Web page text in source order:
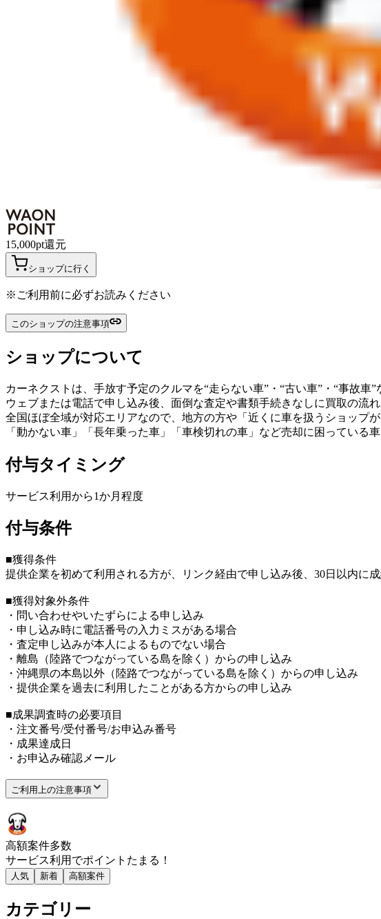
15,000pt還元
ショップに行く
※ご利用前に必ずお読みください
このショップの注意事項
ショップについて
カーネクストは、手放す予定のクルマを“走らない車”・“古い車”・“事故車
ウェブまたは電話で申し込み後、面倒な査定や書類手続きなしに買取の流
全国ほぼ全域が対応エリアなので、地方の方や「近くに車を扱うショップ
「動かない車」「長年乗った車」「車検切れの車」など売却に困っている
付与タイミング
サービス利用から1か月程度
付与条件
■獲得条件
提供企業を初めて利用される方が、リンク経由で申し込み後、30日以内に
■獲得対象外条件
・問い合わせやいたずらによる申し込み
・申し込み時に電話番号の入力ミスがある場合
・査定申し込みが本人によるものでない場合
・離島（陸路でつながっている島を除く）からの申し込み
・沖縄県の本島以外（陸路でつながっている島を除く）からの申し込み
・提供企業を過去に利用したことがある方からの申し込み
■成果調査時の必要項目
・注文番号/受付番号/お申込み番号
・成果達成日
・お申込み確認メール
ご利用上の注意事項
高額案件多数
サービス利用でポイント たまる！
人気 新着 高額案件
カテゴリー